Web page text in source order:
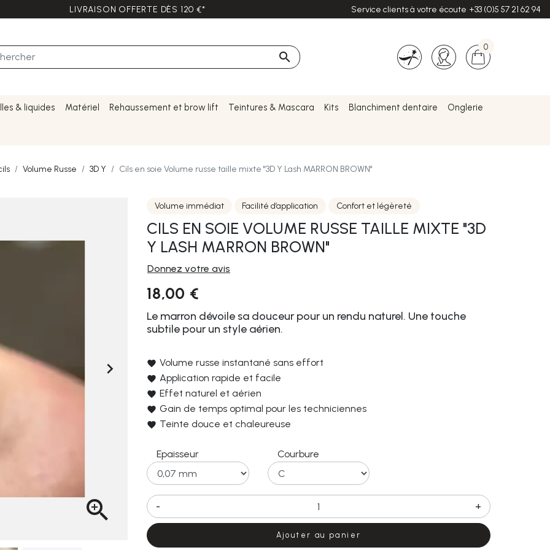
LIVRAISON OFFERTE DÈS 120 €* Service clients à votre écoute +33 (0)5 57 21 62 94

0
& liquides Matériel Rehaussement et brow lift Teintures & Mascara Kits Blanchiment dentaire Onglerie
Volume Russe 3D Y Cils en soie Volume russe taille mixte "3D Y Lash MARRON BROWN"


Volume immédiat Facilité d’application Confort et légèreté
CILS EN SOIE VOLUME RUSSE TAILLE MIXTE "3D
Y LASH MARRON BROWN"
Donnez votre avis
18,00 €
Le marron dévoile sa douceur pour un rendu naturel. Une touche
subtile pour un style aérien.
Volume russe instantané sans effort
Application rapide et facile
Effet naturel et aérien
Gain de temps optimal pour les techniciennes
Teinte douce et chaleureuse
Epaisseur Courbure
- +
Ajouter au panier